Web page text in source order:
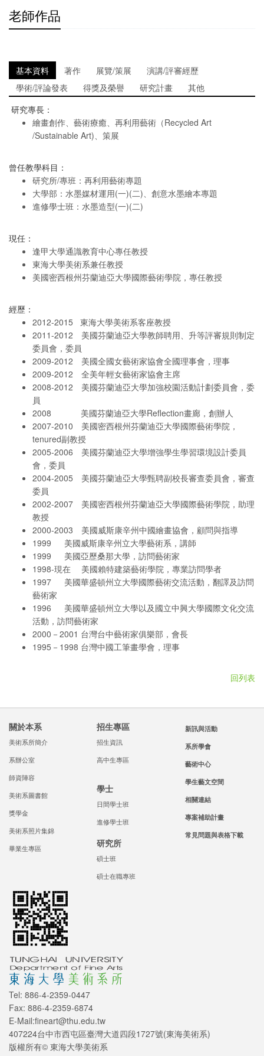
老師作品
基本資料 著作 展覽/策展
演講/評審經歷
學術/評論發表
得獎及榮譽 研究計畫
其他
研究專長：
繪畫創作、藝術療癒、再利用藝術（Recycled Art
/Sustainable Art)、策展
曾任教學科目：
研究所/專班：再利用藝術專題
大學部：水墨媒材運用(一)(二)、創意水墨繪本專題
進修學士班：水墨造型(一)(二)
現任：
逢甲大學通識教育中心專任教授
東海大學美術系兼任教授
美國密西根州芬蘭迪亞大學國際藝術學院，專任教授
經歷：
2012-2015 東海大學美術系客座教授
2011-2012 美國芬蘭迪亞大學教師聘用、升等評審規則制定
委員會，委員
2009-2012 美國全國女藝術家協會全國理事會，理事
2009-2012 全美年輕女藝術家協會主席
2008-2012 美國芬蘭迪亞大學加強校園活動計劃委員會，委
員
2008 美國芬蘭迪亞大學Reflection畫廊，創辦人
2007-2010 美國密西根州芬蘭迪亞大學國際藝術學院，
tenured副教授
2005-2006 美國芬蘭迪亞大學增強學生學習環境設計委員
會，委員
2004-2005 美國芬蘭迪亞大學甄聘副校長審查委員會，審查
委員
2002-2007 美國密西根州芬蘭迪亞大學國際藝術學院，助理
教授
2000-2003 美國威斯康辛州中國繪畫協會，顧問與指導
1999 美國威斯康辛州立大學藝術系，講師
1999 美國亞歷桑那大學，訪問藝術家
1998-現在 美國賴特建築藝術學院，專業訪問學者
1997 美國華盛頓州立大學國際藝術交流活動，翻譯及訪問
藝術家
1996 美國華盛頓州立大學以及國立中興大學國際文化交流
活動，訪問藝術家
2000－2001 台灣台中藝術家俱樂部，會長
1995－1998 台灣中國工筆畫學會，理事
回列表
關於本系
美術系所簡介
系辦公室
師資陣容
美術系圖書館
獎學金
美術系照片集錦
畢業生專區
招生專區
招生資訊
高中生專區
學士
日間學士班
進修學士班
研究所
碩士班
碩士在職專班
新訊與活動
系所學會
藝術中心
學生藝文空間
相關連結
專案補助計畫
常見問題與表格下載
Tel: 886-4-2359-0447
Fax: 886-4-2359-6874
E-Mail:fineart@thu.edu.tw
407224台中市西屯區臺灣大道四段1727號(東海美術系)
版權所有© 東海大學美術系